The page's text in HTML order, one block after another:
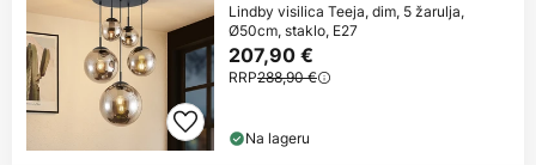
Lindby visilica Teeja, dim, 5 žarulja,
Ø50cm, staklo, E27
207,90 €
RRP288,90 €
Na lageru